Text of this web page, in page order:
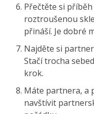
Přečtěte si
roztroušenou
přináší. Je dobré
Najděte si
Stačí trocha
krok.
Máte partnera, a
navštívit